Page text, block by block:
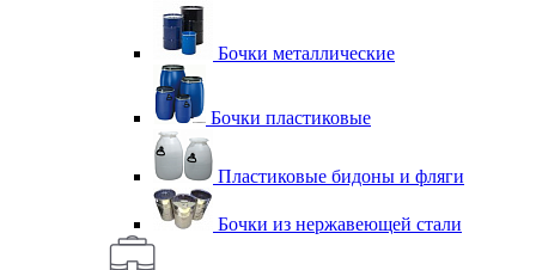
Бочки металлические
Бочки пластиковые
Пластиковые бидоны и фляги
Бочки из нержавеющей стали